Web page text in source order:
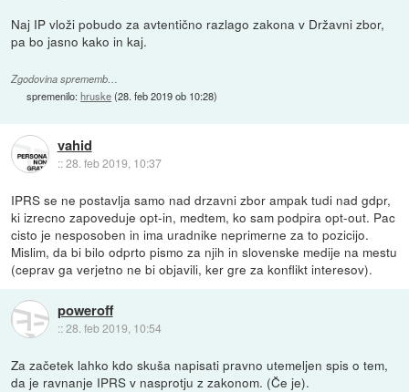
Naj IP vloži pobudo za avtentično razlago zakona v Državni zbor,
pa bo jasno kako in kaj.
Zgodovina sprememb…
spremenilo:hruske(28. feb 2019 ob 10:28)
vahid
::28. feb 2019, 10:37
IPRS se ne postavlja samo nad drzavni zbor ampak tudi nad gdpr,
ki izrecno zapoveduje opt-in, medtem, ko sam podpira opt-out. Pac
cisto je nesposoben in ima uradnike neprimerne za to pozicijo.
Mislim, da bi bilo odprto pismo za njih in slovenske medije na mestu
(ceprav ga verjetno ne bi objavili, ker gre za konflikt interesov).
poweroff
::28. feb 2019, 10:54
Za začetek lahko kdo skuša napisati pravno utemeljen spis o tem,
da je ravnanje IPRS v nasprotju z zakonom. (Če je).